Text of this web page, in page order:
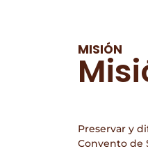
MISIÓN
Preservar y
Convento de